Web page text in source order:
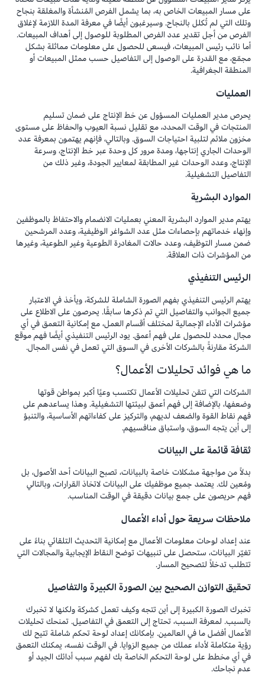
على مسار المبيعات الخاص به، بما يشمل الفرص المُنشأة والمغلقة بنجاح
وتلك التي لم تُكلل بالنجاح. وسيرغبون أيضًا في معرفة المدة اللازمة لإغلاق
الفرص من أجل تقدير عدد الفرص المطلوبة للوصول إلى أهداف المبيعات.
أما نائب رئيس المبيعات، فيسعى للحصول على معلومات مماثلة بشكل
مجمّع، مع القدرة على الوصول إلى التفاصيل حسب ممثل المبيعات أو
المنطقة الجغرافية.
العمليات
يحرص مدير العمليات المسؤول عن خط الإنتاج على ضمان تسليم
المنتجات في الوقت المحدد، مع تقليل نسبة العيوب والحفاظ على مستوى
مخزون ملائم لتلبية احتياجات السوق. وبالتالي، فإنهم يهتمون بمعرفة عدد
الوحدات الجاري إنتاجها، ومدة مرور كل وحدة عبر خط الإنتاج، وسرعة
الإنتاج، وعدد الوحدات غير المطابقة لمعايير الجودة، وغير ذلك من
التفاصيل التشغيلية.
الموارد البشرية
يهتم مدير الموارد البشرية المعني بعمليات الانضمام والاحتفاظ بالموظفين
وإنهاء خدماتهم بإحصاءات مثل عدد الشواغر الوظيفية، وعدد المرشحين
ضمن مسار التوظيف، وعدد حالات المغادرة الطوعية وغير الطوعية، وغيرها
من المؤشرات ذات العلاقة.
الرئيس التنفيذي
يهتم الرئيس التنفيذي بفهم الصورة الشاملة للشركة، ويأخذ في الاعتبار
جميع الجوانب والتفاصيل التي تم ذكرها سابقًا. يحرصون على الاطلاع على
مؤشرات الأداء الإجمالية لمختلف أقسام العمل، مع إمكانية التعمق في أي
مجال محدد للحصول على فهم أعمق. يود الرئيس التنفيذي أيضًا فهم موقع
الشركة مقارنةً بالشركات الأخرى في السوق التي تعمل في نفس المجال.
ما هي فوائد تحليلات الأعمال؟
الشركات التي تتقن تحليلات الأعمال تكتسب وعيًا أكبر بمواطن قوتها
وضعفها، بالإضافة إلى فهم أعمق لبيئتها التشغيلية. وهذا يساعدهم على
فهم نقاط القوة والضعف لديهم، والتركيز على كفاءاتهم الأساسية، والتنبؤ
إلى أين يتجه السوق، واستباق منافسيهم.
ثقافة قائمة على البيانات
بدلاً من مواجهة مشكلات خاصة بالبيانات، تصبح البيانات أحد الأصول، بل
ومُعين لك. يعتمد جميع موظفيك على البيانات لاتخاذ القرارات، وبالتالي
فهم حريصون على جمع بيانات دقيقة في الوقت المناسب.
ملاحظات سريعة حول أداء الأعمال
عند إعداد لوحات معلومات الأعمال مع إمكانية التحديث التلقائي بناءً على
تغيّر البيانات، ستحصل على تنبيهات توضح النقاط الإيجابية والمجالات التي
تتطلب تدخلاً لتصحيح المسار.
تحقيق التوازن الصحيح بين الصورة الكبيرة والتفاصيل
تخبرك الصورة الكبيرة إلى أين تتجه وكيف تعمل كشركة ولكنها لا تخبرك
بالسبب. لمعرفة السبب، تحتاج إلى التعمق في التفاصيل. تمنحك تحليلات
الأعمال أفضل ما في العالمين. بإمكانك إعداد لوحة تحكم شاملة تتيح لك
رؤية متكاملة لأداء عملك من جميع الزوايا. في الوقت نفسه، يمكنك التعمق
في أي مخطط على لوحة التحكم الخاصة بك لفهم سبب أدائك الجيد أو
عدم نجاحك.